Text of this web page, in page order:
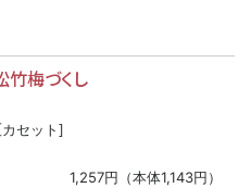
梅づくし
セット]
1,257円（本体1,143円）